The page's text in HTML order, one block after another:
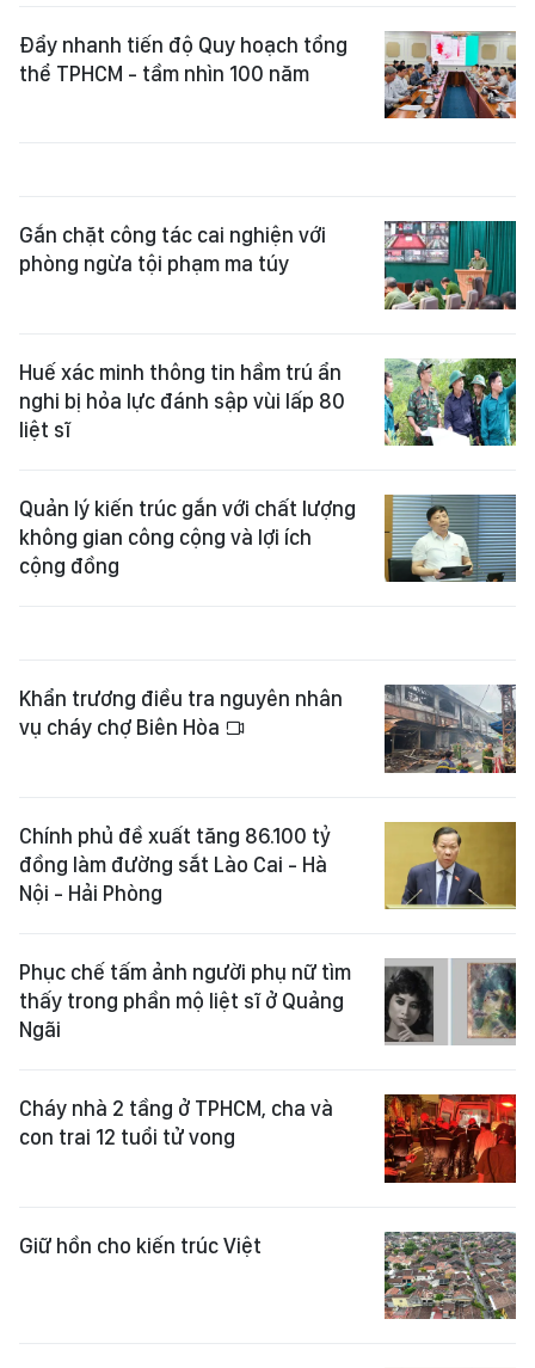
Đẩy nhanh tiến độ Quy hoạch tổng
thể TPHCM - tầm nhìn 100 năm
Gắn chặt công tác cai nghiện với
phòng ngừa tội phạm ma túy
Huế xác minh thông tin hầm trú ẩn
nghi bị hỏa lực đánh sập vùi lấp 80
liệt sĩ
Quản lý kiến trúc gắn với chất lượng
không gian công cộng và lợi ích
cộng đồng
Khẩn trương điều tra nguyên nhân
vụ cháy chợ Biên Hòa
Chính phủ đề xuất tăng 86.100 tỷ
đồng làm đường sắt Lào Cai - Hà
Nội - Hải Phòng
Phục chế tấm ảnh người phụ nữ tìm
thấy trong phần mộ liệt sĩ ở Quảng
Ngãi
Cháy nhà 2 tầng ở TPHCM, cha và
con trai 12 tuổi tử vong
Giữ hồn cho kiến trúc Việt